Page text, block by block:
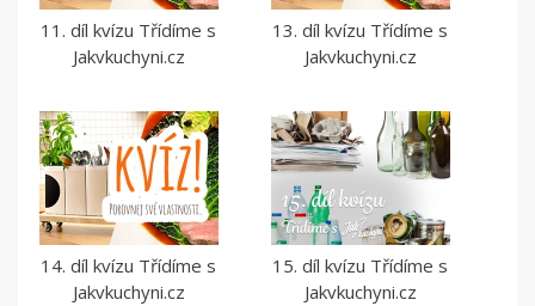
11. díl kvízu Třídíme s
Jakvkuchyni.cz
13. díl kvízu Třídíme s
Jakvkuchyni.cz
14. díl kvízu Třídíme s
Jakvkuchyni.cz
15. díl kvízu Třídíme s
Jakvkuchyni.cz